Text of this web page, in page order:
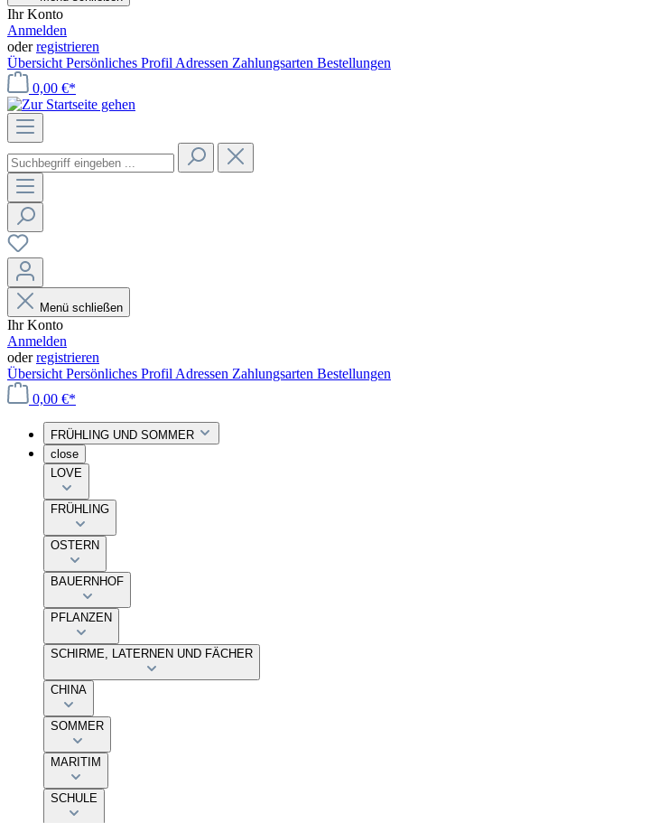
Ihr Konto
Anmelden
oderregistrieren
Übersicht Persönliches Profil Adressen Zahlungsarten Bestellungen
0,00 €*
Menü schließen
Ihr Konto
Anmelden
oderregistrieren
Übersicht Persönliches Profil Adressen Zahlungsarten Bestellungen
0,00 €*
FRÜHLING UND SOMMER
close
LOVE
FRÜHLING
OSTERN
BAUERNHOF
PFLANZEN
SCHIRME, LATERNEN UND FÄCHER
CHINA
SOMMER
MARITIM
SCHULE